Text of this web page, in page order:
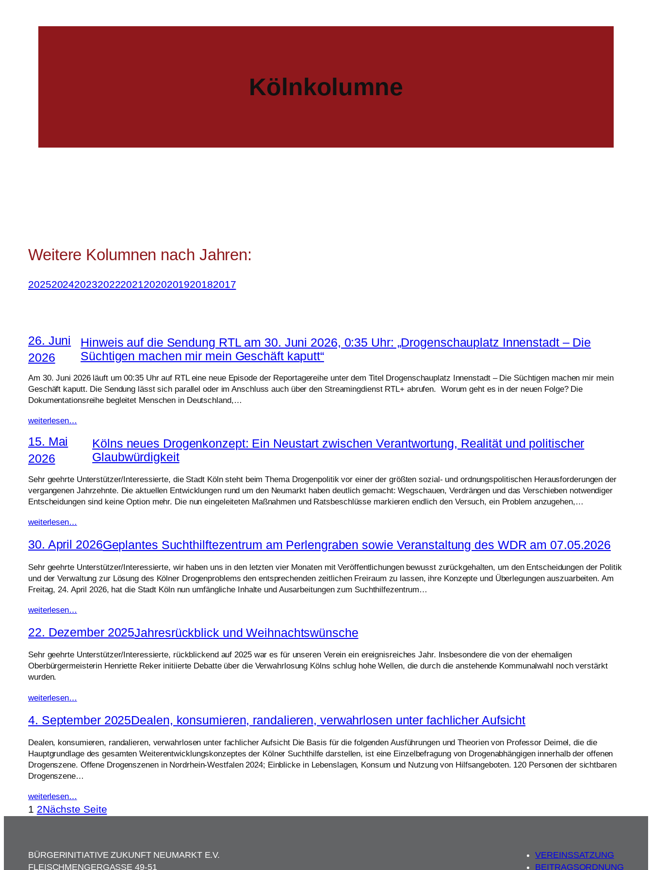
Kölnkolumne
Weitere Kolumnen nach Jahren:
202520242023202220212020201920182017
26. Juni
2026
Hinweis auf die Sendung RTL am 30. Juni 2026, 0:35 Uhr: „Drogenschauplatz Innenstadt – Die
Süchtigen machen mir mein Geschäft kaputt“
Am 30. Juni 2026 läuft um 00:35 Uhr auf RTL eine neue Episode der Reportagereihe unter dem Titel Drogenschauplatz Innenstadt – Die Süchtigen machen mir mein
Geschäft kaputt. Die Sendung lässt sich parallel oder im Anschluss auch über den Streamingdienst RTL+ abrufen. Worum geht es in der neuen Folge? Die
Dokumentationsreihe begleitet Menschen in Deutschland,…
weiterlesen…
15. Mai
2026
Kölns neues Drogenkonzept: Ein Neustart zwischen Verantwortung, Realität und politischer
Glaubwürdigkeit
Sehr geehrte Unterstützer/Interessierte, die Stadt Köln steht beim Thema Drogenpolitik vor einer der größten sozial- und ordnungspolitischen Herausforderungen der
vergangenen Jahrzehnte. Die aktuellen Entwicklungen rund um den Neumarkt haben deutlich gemacht: Wegschauen, Verdrängen und das Verschieben notwendiger
Entscheidungen sind keine Option mehr. Die nun eingeleiteten Maßnahmen und Ratsbeschlüsse markieren endlich den Versuch, ein Problem anzugehen,…
weiterlesen…
30. April 2026Geplantes Suchthilftezentrum am Perlengraben sowie Veranstaltung des WDR am 07.05.2026
Sehr geehrte Unterstützer/Interessierte, wir haben uns in den letzten vier Monaten mit Veröffentlichungen bewusst zurückgehalten, um den Entscheidungen der Politik
und der Verwaltung zur Lösung des Kölner Drogenproblems den entsprechenden zeitlichen Freiraum zu lassen, ihre Konzepte und Überlegungen auszuarbeiten. Am
Freitag, 24. April 2026, hat die Stadt Köln nun umfängliche Inhalte und Ausarbeitungen zum Suchthilfezentrum…
weiterlesen…
22. Dezember 2025Jahresrückblick und Weihnachtswünsche
Sehr geehrte Unterstützer/Interessierte, rückblickend auf 2025 war es für unseren Verein ein ereignisreiches Jahr. Insbesondere die von der ehemaligen
Oberbürgermeisterin Henriette Reker initiierte Debatte über die Verwahrlosung Kölns schlug hohe Wellen, die durch die anstehende Kommunalwahl noch verstärkt
wurden.
weiterlesen…
4. September 2025Dealen, konsumieren, randalieren, verwahrlosen unter fachlicher Aufsicht
Dealen, konsumieren, randalieren, verwahrlosen unter fachlicher Aufsicht Die Basis für die folgenden Ausführungen und Theorien von Professor Deimel, die die
Hauptgrundlage des gesamten Weiterentwicklungskonzeptes der Kölner Suchthilfe darstellen, ist eine Einzelbefragung von Drogenabhängigen innerhalb der offenen
Drogenszene. Offene Drogenszenen in Nordrhein-Westfalen 2024; Einblicke in Lebenslagen, Konsum und Nutzung von Hilfsangeboten. 120 Personen der sichtbaren
Drogenszene…
weiterlesen…
1 2Nächste Seite
BÜRGERINITIATIVE ZUKUNFT NEUMARKT E.V.
FLEISCHMENGERGASSE 49-51
VEREINSSATZUNG
BEITRAGSORDNUNG